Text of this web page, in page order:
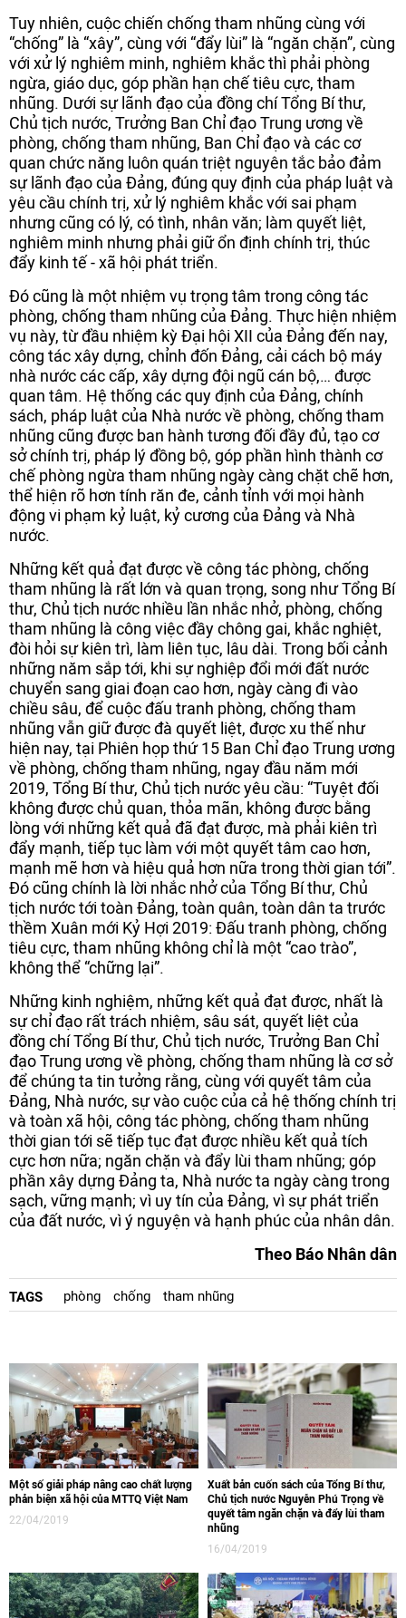
Tuy nhiên, cuộc chiến chống tham nhũng cùng với
“chống” là “xây”, cùng với “đẩy lùi” là “ngăn chặn”, cùng
với xử lý nghiêm minh, nghiêm khắc thì phải phòng
ngừa, giáo dục, góp phần hạn chế tiêu cực, tham
nhũng. Dưới sự lãnh đạo của đồng chí Tổng Bí thư,
Chủ tịch nước, Trưởng Ban Chỉ đạo Trung ương về
phòng, chống tham nhũng, Ban Chỉ đạo và các cơ
quan chức năng luôn quán triệt nguyên tắc bảo đảm
sự lãnh đạo của Đảng, đúng quy định của pháp luật và
yêu cầu chính trị, xử lý nghiêm khắc với sai phạm
nhưng cũng có lý, có tình, nhân văn; làm quyết liệt,
nghiêm minh nhưng phải giữ ổn định chính trị, thúc
đẩy kinh tế - xã hội phát triển.
Đó cũng là một nhiệm vụ trọng tâm trong công tác
phòng, chống tham nhũng của Đảng. Thực hiện nhiệm
vụ này, từ đầu nhiệm kỳ Đại hội XII của Đảng đến nay,
công tác xây dựng, chỉnh đốn Đảng, cải cách bộ máy
nhà nước các cấp, xây dựng đội ngũ cán bộ,… được
quan tâm. Hệ thống các quy định của Đảng, chính
sách, pháp luật của Nhà nước về phòng, chống tham
nhũng cũng được ban hành tương đối đầy đủ, tạo cơ
sở chính trị, pháp lý đồng bộ, góp phần hình thành cơ
chế phòng ngừa tham nhũng ngày càng chặt chẽ hơn,
thể hiện rõ hơn tính răn đe, cảnh tỉnh với mọi hành
động vi phạm kỷ luật, kỷ cương của Đảng và Nhà
nước.
Những kết quả đạt được về công tác phòng, chống
tham nhũng là rất lớn và quan trọng, song như Tổng Bí
thư, Chủ tịch nước nhiều lần nhắc nhở, phòng, chống
tham nhũng là công việc đầy chông gai, khắc nghiệt,
đòi hỏi sự kiên trì, làm liên tục, lâu dài. Trong bối cảnh
những năm sắp tới, khi sự nghiệp đổi mới đất nước
chuyển sang giai đoạn cao hơn, ngày càng đi vào
chiều sâu, để cuộc đấu tranh phòng, chống tham
nhũng vẫn giữ được đà quyết liệt, được xu thế như
hiện nay, tại Phiên họp thứ 15 Ban Chỉ đạo Trung ương
về phòng, chống tham nhũng, ngay đầu năm mới
2019, Tổng Bí thư, Chủ tịch nước yêu cầu: “Tuyệt đối
không được chủ quan, thỏa mãn, không được bằng
lòng với những kết quả đã đạt được, mà phải kiên trì
đẩy mạnh, tiếp tục làm với một quyết tâm cao hơn,
mạnh mẽ hơn và hiệu quả hơn nữa trong thời gian tới”.
Đó cũng chính là lời nhắc nhở của Tổng Bí thư, Chủ
tịch nước tới toàn Đảng, toàn quân, toàn dân ta trước
thềm Xuân mới Kỷ Hợi 2019: Đấu tranh phòng, chống
tiêu cực, tham nhũng không chỉ là một “cao trào”,
không thể “chững lại”.
Những kinh nghiệm, những kết quả đạt được, nhất là
sự chỉ đạo rất trách nhiệm, sâu sát, quyết liệt của
đồng chí Tổng Bí thư, Chủ tịch nước, Trưởng Ban Chỉ
đạo Trung ương về phòng, chống tham nhũng là cơ sở
để chúng ta tin tưởng rằng, cùng với quyết tâm của
Đảng, Nhà nước, sự vào cuộc của cả hệ thống chính trị
và toàn xã hội, công tác phòng, chống tham nhũng
thời gian tới sẽ tiếp tục đạt được nhiều kết quả tích
cực hơn nữa; ngăn chặn và đẩy lùi tham nhũng; góp
phần xây dựng Đảng ta, Nhà nước ta ngày càng trong
sạch, vững mạnh; vì uy tín của Đảng, vì sự phát triển
của đất nước, vì ý nguyện và hạnh phúc của nhân dân.
Theo Báo Nhân dân
TAGS phòng chống tham nhũng
Một số giải pháp nâng cao chất lượng
phản biện xã hội của MTTQ Việt Nam
22/04/2019
Xuất bản cuốn sách của Tổng Bí thư,
Chủ tịch nước Nguyễn Phú Trọng về
quyết tâm ngăn chặn và đẩy lùi tham
nhũng
16/04/2019